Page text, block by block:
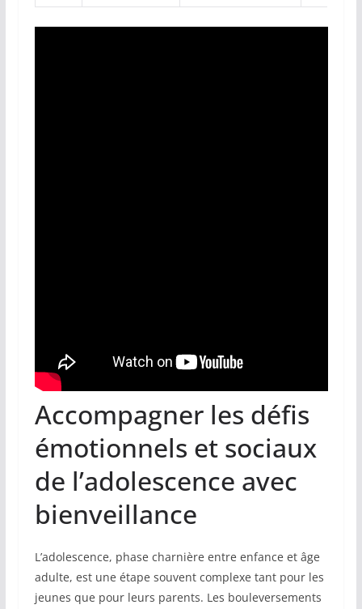
Accompagner les défis
émotionnels et sociaux
de l’adolescence avec
bienveillance
L’adolescence, phase charnière entre enfance et âge
adulte, est une étape souvent complexe tant pour les
jeunes que pour leurs parents. Les bouleversements